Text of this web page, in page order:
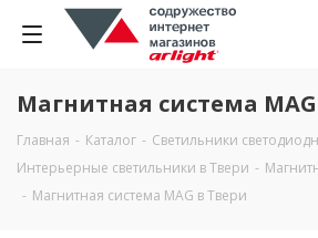
Магнитная система
Главная - Каталог - Светильники
Интерьерные светильники в Твери -
- Магнитная система MAG в Твери